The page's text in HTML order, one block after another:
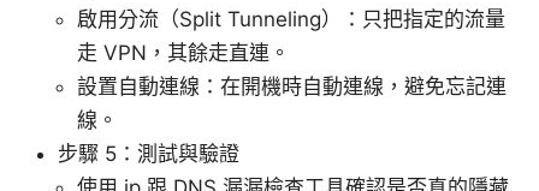
啟用分流（Split Tunneling）：只把指定的流量
走 VPN，其餘走直連。
設置自動連線：在開機時自動連線，避免忘記連
線。
步驟 5：測試與驗證